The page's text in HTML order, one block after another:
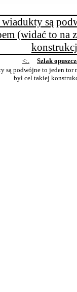
<:.
Szlak
są podwójne to jeden tor
był cel takiej